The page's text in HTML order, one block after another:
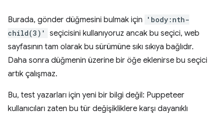
Burada, gönder düğmesini bulmak için
'body:nth-
child(3)'
seçicisini kullanıyoruz ancak bu seçici, web
sayfasının tam olarak bu sürümüne sıkı sıkıya bağlıdır.
Daha sonra düğmenin üzerine bir öğe eklenirse bu seçici
artık çalışmaz.
Bu, test yazarları için yeni bir bilgi değil: Puppeteer
kullanıcıları zaten bu tür değişikliklere karşı dayanıklı